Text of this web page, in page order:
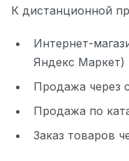
К дистанционной
Интернет-
Яндекс Маркет)
Продажа через
Продажа по
Заказ товаров